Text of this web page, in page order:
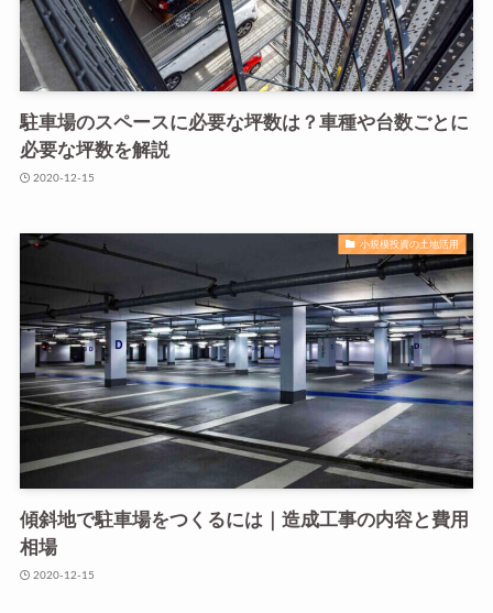
駐車場のスペースに必要な坪数は？車種や台数ごとに
必要な坪数を解説
2020-12-15
小規模投資の土地活用
傾斜地で駐車場をつくるには｜造成工事の内容と費用
相場
2020-12-15